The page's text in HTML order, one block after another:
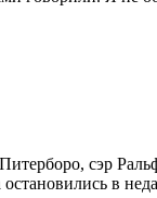
сэр
в